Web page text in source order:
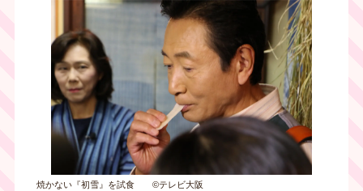
焼かない『初雪』を試食 ©テレビ大阪